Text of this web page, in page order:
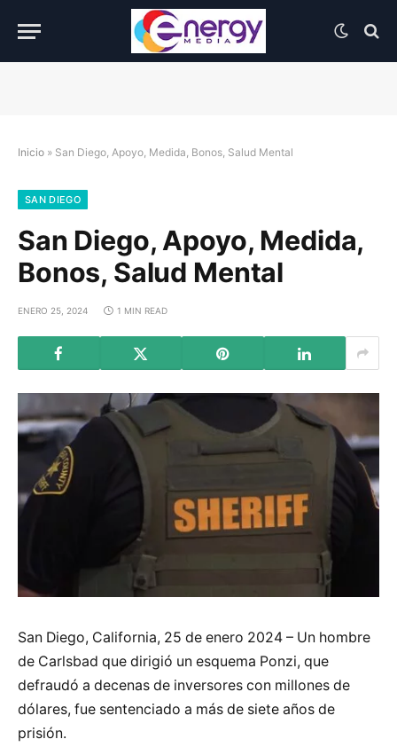
Inicio » San Diego, Apoyo, Medida, Bonos, Salud Mental
SAN DIEGO
San Diego, Apoyo, Medida,
Bonos, Salud Mental
ENERO 25, 2024 1 MIN READ
San Diego, California, 25 de enero 2024 – Un hombre
de Carlsbad que dirigió un esquema Ponzi, que
defraudó a decenas de inversores con millones de
dólares, fue sentenciado a más de siete años de
prisión.